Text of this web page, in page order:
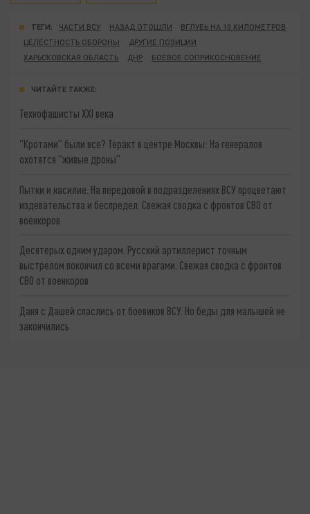
ТЕГИ: ЧАСТИ ВСУ НАЗАД ОТОШЛИ
ВГЛУБЬ НА 10 КИЛОМЕТРОВ
ЦЕЛЕСТНОСТЬ ОБОРОНЫ
ДРУГИЕ ПОЗИЦИИ
ХАРЬСКОВСКАЯ ОБЛАСТЬ
ДНР БОЕВОЕ СОПРИКОСНОВЕНИЕ
ЧИТАЙТЕ ТАКЖЕ:
Технофашисты XXI века
"Кротами" были все? Теракт в центре Москвы: На генералов
охотятся "живые дроны"
Пытки и насилие. На передовой в подразделениях ВСУ процветают
издевательства и беспредел. Свежая сводка с фронтов СВО от
военкоров
Десятерых одним ударом. Русский артиллерист точным
выстрелом покончил со всеми врагами. Свежая сводка с фронтов
СВО от военкоров
Даня с Дашей спаслись от боевиков ВСУ. Но беды для малышей не
закончились